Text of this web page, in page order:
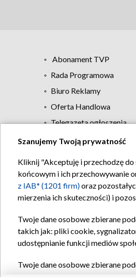
Abonament TVP
Rada Programowa
Biuro Reklamy
Oferta Handlowa
Telegazeta ogłoszenia
Szanujemy Twoją prywatność
Kliknij "Akceptuję i przechodzę do
końcowym i ich przechowywanie
z IAB* (1201 firm)oraz
mierzenia ich skuteczności) i
Twoje dane osobowe zbierane
takich jak: pliki cookie,
udostępnianie funkcji mediów
Twoje dane osobowe zbierane